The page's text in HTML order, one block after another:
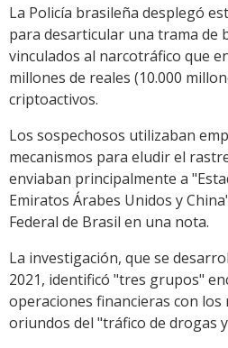
La Policía brasileña desplegó
para desarticular una trama de
vinculados al narcotráfico que
millones de reales (10.000
criptoactivos.
Los sospechosos utilizaban
mecanismos para eludir el
enviaban principalmente a
Emiratos Árabes Unidos y
Federal de Brasil en una nota.
La investigación, que se
2021, identificó "tres grupos"
operaciones financieras con los
oriundos del "tráfico de drogas